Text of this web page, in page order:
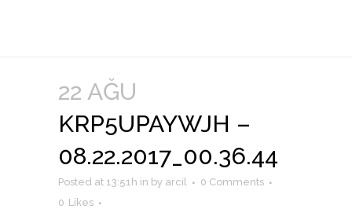
22 AĞU
KRP5UPAYWJH –
08.22.2017_00.36.44
Posted at 13:51h in by arcil
0 Comments
0 Likes